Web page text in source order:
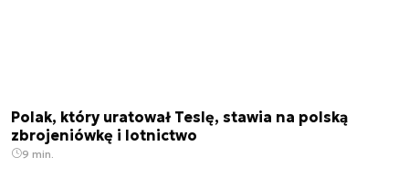
Polak, który uratował Teslę, stawia na polską
zbrojeniówkę i lotnictwo
9 min.